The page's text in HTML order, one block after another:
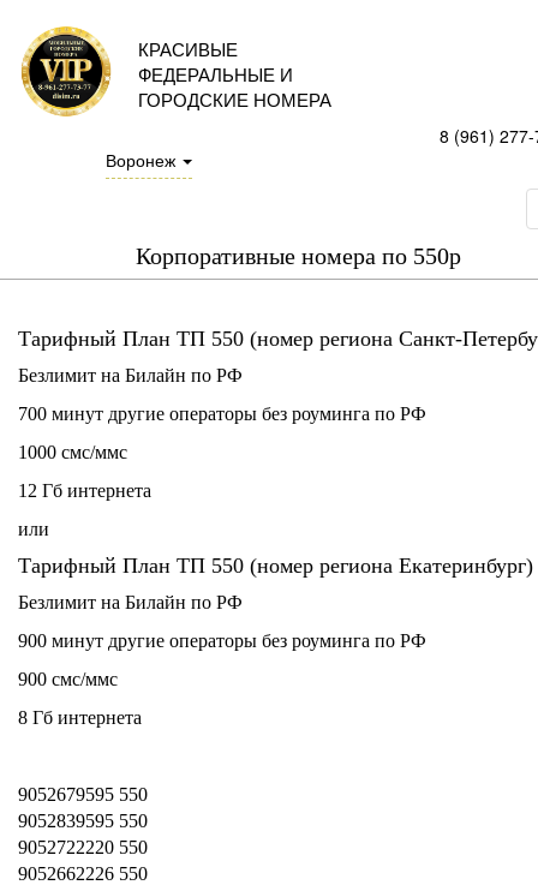
КРАСИВЫЕ
ФЕДЕРАЛЬНЫЕ И
ГОРОДСКИЕ НОМЕРА
Воронеж
8 (961)
Корпоративные номера по 550р
Тарифный План ТП 550 (номер региона Санкт-
Безлимит на Билайн по РФ
700 минут другие операторы без роуминга по РФ
1000 смс/ммс
12 Гб интернета
или
Тарифный План ТП 550 (номер региона Екатеринбург)
Безлимит на Билайн по РФ
900 минут другие операторы без роуминга по РФ
900 смс/ммс
8 Гб интернета
9052679595 550
9052839595 550
9052722220 550
9052662226 550